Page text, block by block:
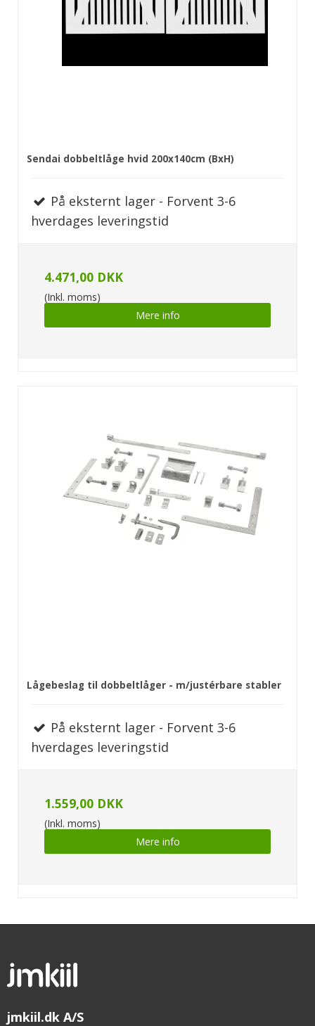
Sendai dobbeltlåge hvid 200x140cm (BxH)
På eksternt lager - Forvent 3-6
hverdages leveringstid
4.471,00 DKK
(Inkl. moms)
Mere info
Lågebeslag til dobbeltlåger - m/justérbare stabler
På eksternt lager - Forvent 3-6
hverdages leveringstid
1.559,00 DKK
(Inkl. moms)
Mere info
jmkiil.dk A/S